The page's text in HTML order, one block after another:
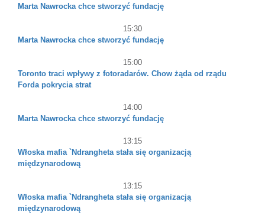
Marta Nawrocka chce stworzyć fundację
15:30
Marta Nawrocka chce stworzyć fundację
15:00
Toronto traci wpływy z fotoradarów. Chow żąda od rządu
Forda pokrycia strat
14:00
Marta Nawrocka chce stworzyć fundację
13:15
Włoska mafia `Ndrangheta stała się organizacją
międzynarodową
13:15
Włoska mafia `Ndrangheta stała się organizacją
międzynarodową